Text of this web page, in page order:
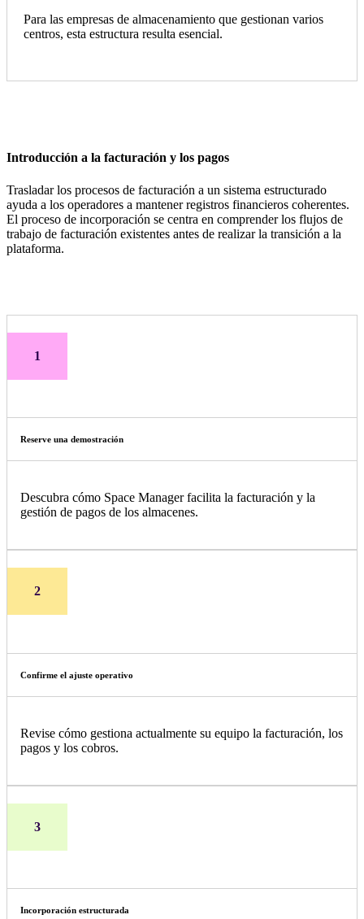
Para las empresas de almacenamiento que gestionan varios
centros, esta estructura resulta esencial.
Introducción a la facturación y los pagos
Trasladar los procesos de facturación a un sistema estructurado
ayuda a los operadores a mantener registros financieros coherentes.
El proceso de incorporación se centra en comprender los flujos de
trabajo de facturación existentes antes de realizar la transición a la
plataforma.
1
Reserve una demostración
Descubra cómo Space Manager facilita la facturación y la
gestión de pagos de los almacenes.
2
Confirme el ajuste operativo
Revise cómo gestiona actualmente su equipo la facturación, los
pagos y los cobros.
3
Incorporación estructurada